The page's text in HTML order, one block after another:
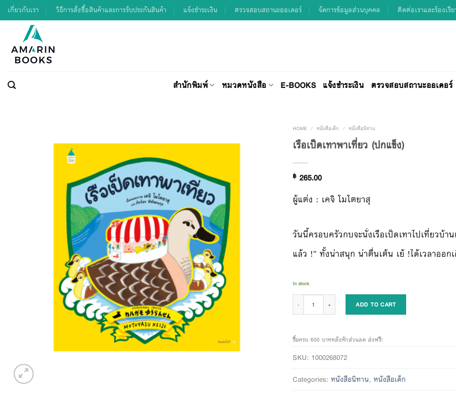
Skip
to
เกี่ยวกับเรา วิธีการสั่งซื้อสินค้าและการรับประกันสินค้า แจ้งชำระเงิน ตรวจสอบสถานะออเดอร์ จัดการข้อมูลส่วนบุคคล ติดต่อเราและร้องเรี
สำนักพิมพ์ หมวดหนังสือ E-BOOKS แจ้งชำระเงิน ตรวจสอบสถานะออเดอร์
HOME / หนังสือเด็ก / หนังสือนิทาน
เรือเป็ดเทาพาเที่ยว (ปกแข็ง)
฿ 265.00
ผู้แต่ง : เคจิ โมโตยาสุ
วันนี้ครอบครัวกบจะนั่งเรือเป็ดเทาไปเที่ยวบ้า
แล้ว !” ทั้งน่าสนุก น่าตื่นเต้น เย้ !ได้เวลาออก
In stock
ADD TO CART
ซื้อครบ 600 บาทหลังหักส่วนลด ส่งฟรี!
SKU: 1000268072
Categories: หนังสือนิทาน, หนังสือเด็ก